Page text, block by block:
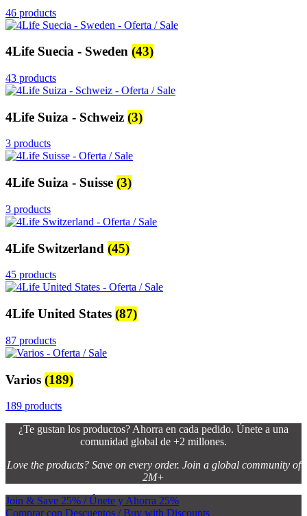
46 products
4Life Suecia - Sweden (43)
43 products
4Life Suiza - Schweiz (3)
3 products
4Life Suiza - Suisse (3)
3 products
4Life Switzerland (45)
45 products
4Life United States (87)
87 products
Varios (189)
189 products
¿Te gustan los productos? Ahorra en cada pedido. Únete a una
comunidad global de +2 millones.
Love the products? Save on every order. Join a global community of
2M+
Join & Save 25% / Únete y Ahorra 25%
Comprar con Descuentos / Buy with Discounts